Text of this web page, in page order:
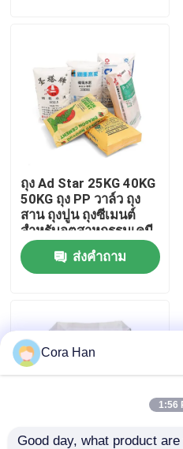
เกี่ยวกับเรา
ทัวร์โรงงาน
ควบคุมคุณภาพ
ติดต่อเรา
ขอใบเสนอราคา
ถุง PP ซีเมนต์
ถุง Ad Star 25KG 40KG
50KG ถุง PP วาล์ว ถุง
สาน ถุงปูน ถุงซีเมนต์
สำหรับอุตสาหกรรมเคมี
ส่งคำถาม
Cora Han
1:56
Good day, what product